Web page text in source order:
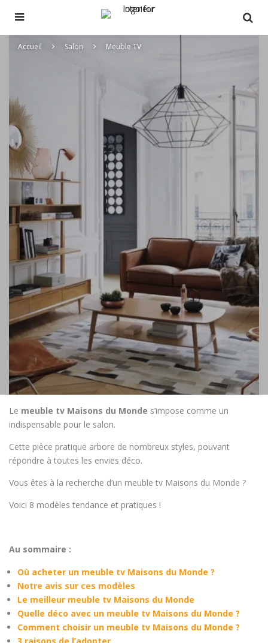
Accueil Salon Meuble TV
Le meuble tv Maisons du Monde s’impose comme un
indispensable pour le salon.
Cette pièce pratique arbore de nombreux styles, pouvant
répondre à toutes les envies déco.
Vous êtes à la recherche d’un meuble tv Maisons du Monde ?
Voici 8 modèles tendance et pratiques !
Au sommaire :
Où acheter un meuble tv Maisons du Monde ?
Notre avis sur ces modèles
Le meilleur meuble tv Maisons du Monde
Quelle déco avec un meuble tv Maisons du Monde ?
Comment choisir un meuble tv Maisons du Monde ?